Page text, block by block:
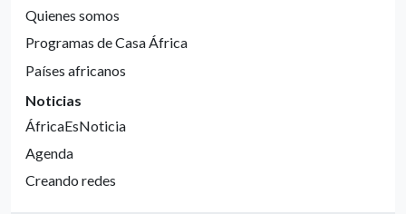
Quienes somos
Programas de Casa África
Países africanos
Noticias
ÁfricaEsNoticia
Agenda
Creando redes